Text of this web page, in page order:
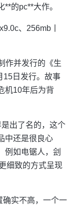
的pc**大作。
、256mb丨
作并发行的《生
15日发行。故事
机10年后为背
是出了名的，这个
中还是很良心
例如电锯人，刽
细致的方式呈现
确实不高，一个一